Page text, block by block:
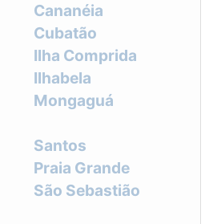
Cananéia
Cubatão
Ilha Comprida
Ilhabela
Mongaguá
Santos
Praia Grande
São Sebastião